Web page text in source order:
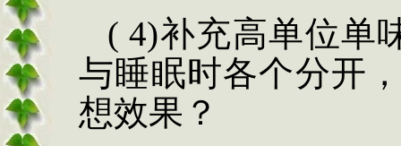
( 4)补充高单位单
与睡眠时各个分开
想效果？